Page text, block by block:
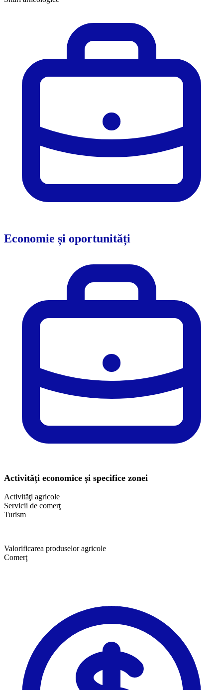
Economie și oportunități
Activități economice și specifice zonei
Activităţi agricole
Servicii de comerţ
Turism
Valorificarea produselor agricole
Comerţ